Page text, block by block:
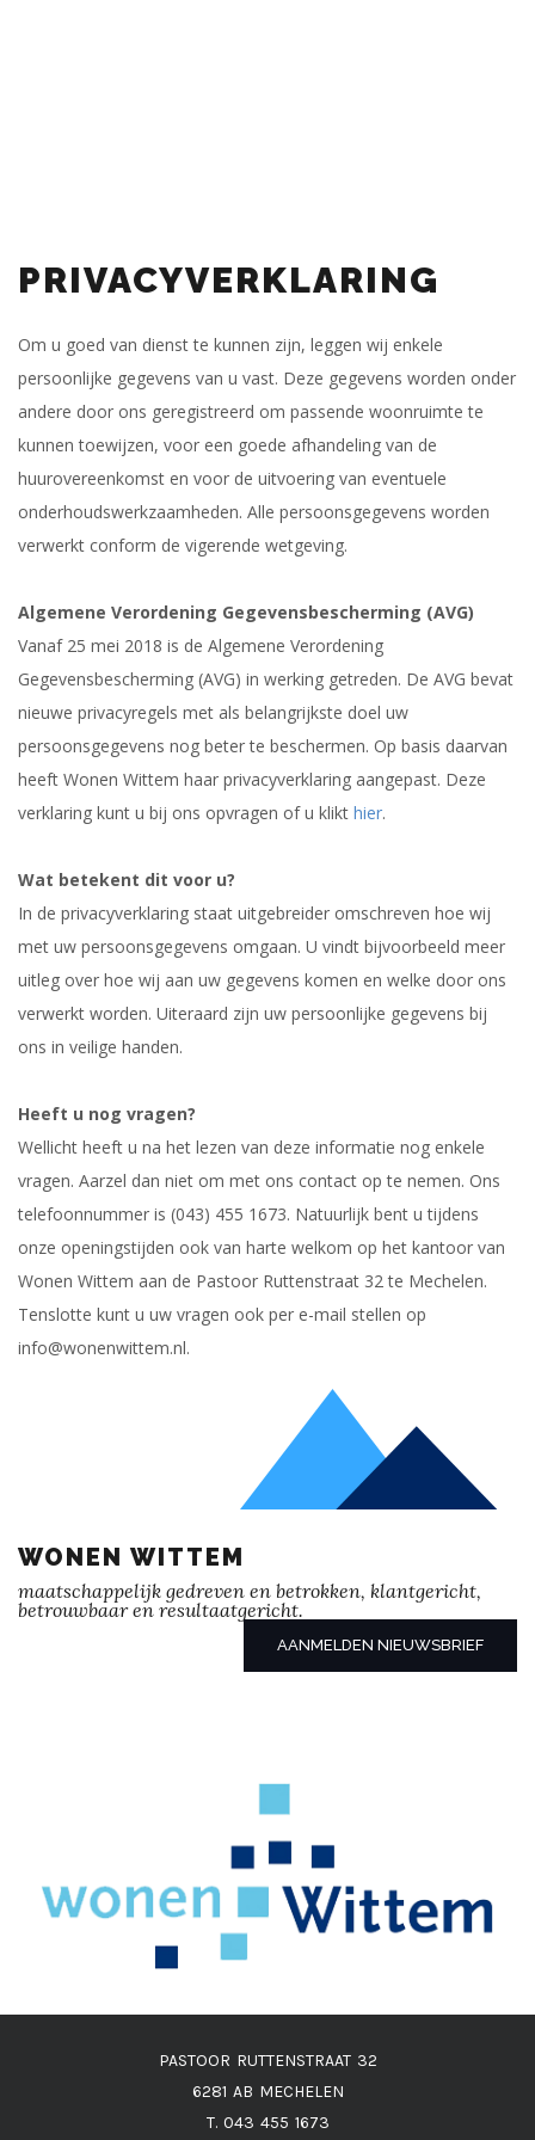
PRIVACYVERKLARING
Om u goed van dienst te kunnen zijn, leggen wij enkele
persoonlijke gegevens van u vast. Deze gegevens worden onder
andere door ons geregistreerd om passende woonruimte te
kunnen toewijzen, voor een goede afhandeling van de
huurovereenkomst en voor de uitvoering van eventuele
onderhoudswerkzaamheden. Alle persoonsgegevens worden
verwerkt conform de vigerende wetgeving.
Algemene Verordening Gegevensbescherming (AVG)
Vanaf 25 mei 2018 is de Algemene Verordening
Gegevensbescherming (AVG) in werking getreden. De AVG bevat
nieuwe privacyregels met als belangrijkste doel uw
persoonsgegevens nog beter te beschermen. Op basis daarvan
heeft Wonen Wittem haar privacyverklaring aangepast. Deze
verklaring kunt u bij ons opvragen of u klikt hier.
Wat betekent dit voor u?
In de privacyverklaring staat uitgebreider omschreven hoe wij
met uw persoonsgegevens omgaan. U vindt bijvoorbeeld meer
uitleg over hoe wij aan uw gegevens komen en welke door ons
verwerkt worden. Uiteraard zijn uw persoonlijke gegevens bij
ons in veilige handen.
Heeft u nog vragen?
Wellicht heeft u na het lezen van deze informatie nog enkele
vragen. Aarzel dan niet om met ons contact op te nemen. Ons
telefoonnummer is (043) 455 1673. Natuurlijk bent u tijdens
onze openingstijden ook van harte welkom op het kantoor van
Wonen Wittem aan de Pastoor Ruttenstraat 32 te Mechelen.
Tenslotte kunt u uw vragen ook per e-mail stellen op
info@wonenwittem.nl.
WONEN WITTEM
maatschappelijk gedreven en betrokken, klantgericht,
betrouwbaar en resultaatgericht.
AANMELDEN NIEUWSBRIEF
PASTOOR RUTTENSTRAAT 32
6281 AB MECHELEN
T. 043 455 1673